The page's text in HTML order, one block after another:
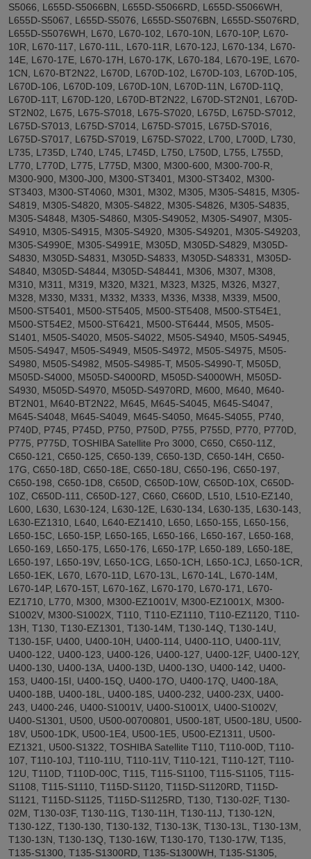
S5066, L655D-S5066BN, L655D-S5066RD, L655D-S5066WH,
L655D-S5067, L655D-S5076, L655D-S5076BN, L655D-S5076RD,
L655D-S5076WH, L670, L670-102, L670-10N, L670-10P, L670-
10R, L670-117, L670-11L, L670-11R, L670-12J, L670-134, L670-
14E, L670-17E, L670-17H, L670-17K, L670-184, L670-19E, L670-
1CN, L670-BT2N22, L670D, L670D-102, L670D-103, L670D-105,
L670D-106, L670D-109, L670D-10N, L670D-11N, L670D-11Q,
L670D-11T, L670D-120, L670D-BT2N22, L670D-ST2N01, L670D-
ST2N02, L675, L675-S7018, L675-S7020, L675D, L675D-S7012,
L675D-S7013, L675D-S7014, L675D-S7015, L675D-S7016,
L675D-S7017, L675D-S7019, L675D-S7022, L700, L700D, L730,
L735, L735D, L740, L745, L745D, L750, L750D, L755, L755D,
L770, L770D, L775, L775D, M300, M300-600, M300-700-R,
M300-900, M300-J00, M300-ST3401, M300-ST3402, M300-
ST3403, M300-ST4060, M301, M302, M305, M305-S4815, M305-
S4819, M305-S4820, M305-S4822, M305-S4826, M305-S4835,
M305-S4848, M305-S4860, M305-S49052, M305-S4907, M305-
S4910, M305-S4915, M305-S4920, M305-S49201, M305-S49203,
M305-S4990E, M305-S4991E, M305D, M305D-S4829, M305D-
S4830, M305D-S4831, M305D-S4833, M305D-S48331, M305D-
S4840, M305D-S4844, M305D-S48441, M306, M307, M308,
M310, M311, M319, M320, M321, M323, M325, M326, M327,
M328, M330, M331, M332, M333, M336, M338, M339, M500,
M500-ST5401, M500-ST5405, M500-ST5408, M500-ST54E1,
M500-ST54E2, M500-ST6421, M500-ST6444, M505, M505-
S1401, M505-S4020, M505-S4022, M505-S4940, M505-S4945,
M505-S4947, M505-S4949, M505-S4972, M505-S4975, M505-
S4980, M505-S4982, M505-S4985-T, M505-S4990-T, M505D,
M505D-S4000, M505D-S4000RD, M505D-S4000WH, M505D-
S4930, M505D-S4970, M505D-S4970RD, M600, M640, M640-
BT2N01, M640-BT2N22, M645, M645-S4045, M645-S4047,
M645-S4048, M645-S4049, M645-S4050, M645-S4055, P740,
P740D, P745, P745D, P750, P750D, P755, P755D, P770, P770D,
P775, P775D, TOSHIBA Satellite Pro 3000, C650, C650-11Z,
C650-121, C650-125, C650-139, C650-13D, C650-14H, C650-
17G, C650-18D, C650-18E, C650-18U, C650-196, C650-197,
C650-198, C650-1D8, C650D, C650D-10W, C650D-10X, C650D-
10Z, C650D-111, C650D-127, C660, C660D, L510, L510-EZ140,
L600, L630, L630-124, L630-12E, L630-134, L630-135, L630-143,
L630-EZ1310, L640, L640-EZ1410, L650, L650-155, L650-156,
L650-15C, L650-15P, L650-165, L650-166, L650-167, L650-168,
L650-169, L650-175, L650-176, L650-17P, L650-189, L650-18E,
L650-197, L650-19V, L650-1CG, L650-1CH, L650-1CJ, L650-1CR,
L650-1EK, L670, L670-11D, L670-13L, L670-14L, L670-14M,
L670-14P, L670-15T, L670-16Z, L670-170, L670-171, L670-
EZ1710, L770, M300, M300-EZ1001V, M300-EZ1001X, M300-
S1002V, M300-S1002X, T110, T110-EZ1110, T110-EZ1120, T110-
13H, T130, T130-EZ1301, T130-14M, T130-14Q, T130-14U,
T130-15F, U400, U400-10H, U400-114, U400-11O, U400-11V,
U400-122, U400-123, U400-126, U400-127, U400-12F, U400-12Y,
U400-130, U400-13A, U400-13D, U400-13O, U400-142, U400-
153, U400-15I, U400-15Q, U400-17O, U400-17Q, U400-18A,
U400-18B, U400-18L, U400-18S, U400-232, U400-23X, U400-
243, U400-246, U400-S1001V, U400-S1001X, U400-S1002V,
U400-S1301, U500, U500-00700801, U500-18T, U500-18U, U500-
18V, U500-1DK, U500-1E4, U500-1E5, U500-EZ1311, U500-
EZ1321, U500-S1322, TOSHIBA Satellite T110, T110-00D, T110-
107, T110-10J, T110-11U, T110-11V, T110-121, T110-12T, T110-
12U, T110D, T110D-00C, T115, T115-S1100, T115-S1105, T115-
S1108, T115-S1110, T115D-S1120, T115D-S1120RD, T115D-
S1121, T115D-S1125, T115D-S1125RD, T130, T130-02F, T130-
02M, T130-03F, T130-11G, T130-11H, T130-11J, T130-12N,
T130-12Z, T130-130, T130-132, T130-13K, T130-13L, T130-13M,
T130-13N, T130-13Q, T130-16W, T130-170, T130-17W, T135,
T135-S1300, T135-S1300RD, T135-S1300WH, T135-S1305,